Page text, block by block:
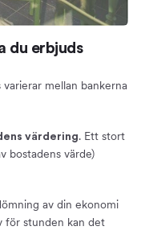
du erbjuds
mellan bankerna
värdering. Ett stort
bostadens värde)
av din ekonomi
för stunden kan det